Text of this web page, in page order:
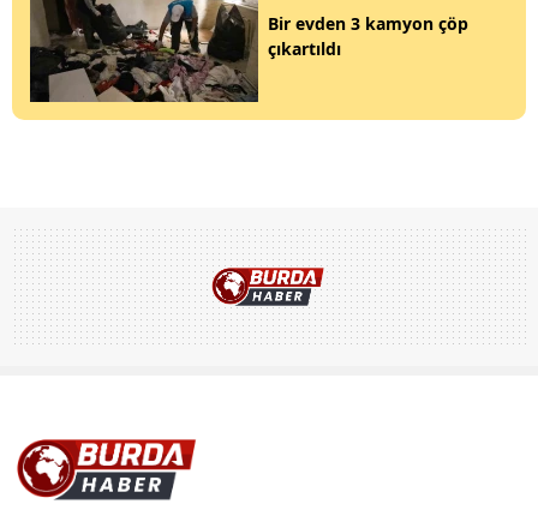
Bir evden 3 kamyon çöp
çıkartıldı